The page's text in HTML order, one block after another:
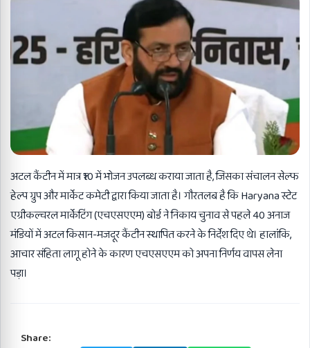
अटल कैंटीन में मात्र ₹10 में भोजन उपलब्ध कराया जाता है, जिसका संचालन सेल्फ
हेल्प ग्रुप और मार्केट कमेटी द्वारा किया जाता है। गौरतलब है कि Haryana स्टेट
एग्रीकल्चरल मार्केटिंग (एचएसएएम) बोर्ड ने निकाय चुनाव से पहले 40 अनाज
मंडियों में अटल किसान-मजदूर कैंटीन स्थापित करने के निर्देश दिए थे। हालांकि,
आचार संहिता लागू होने के कारण एचएसएएम को अपना निर्णय वापस लेना
पड़ा।
Share: